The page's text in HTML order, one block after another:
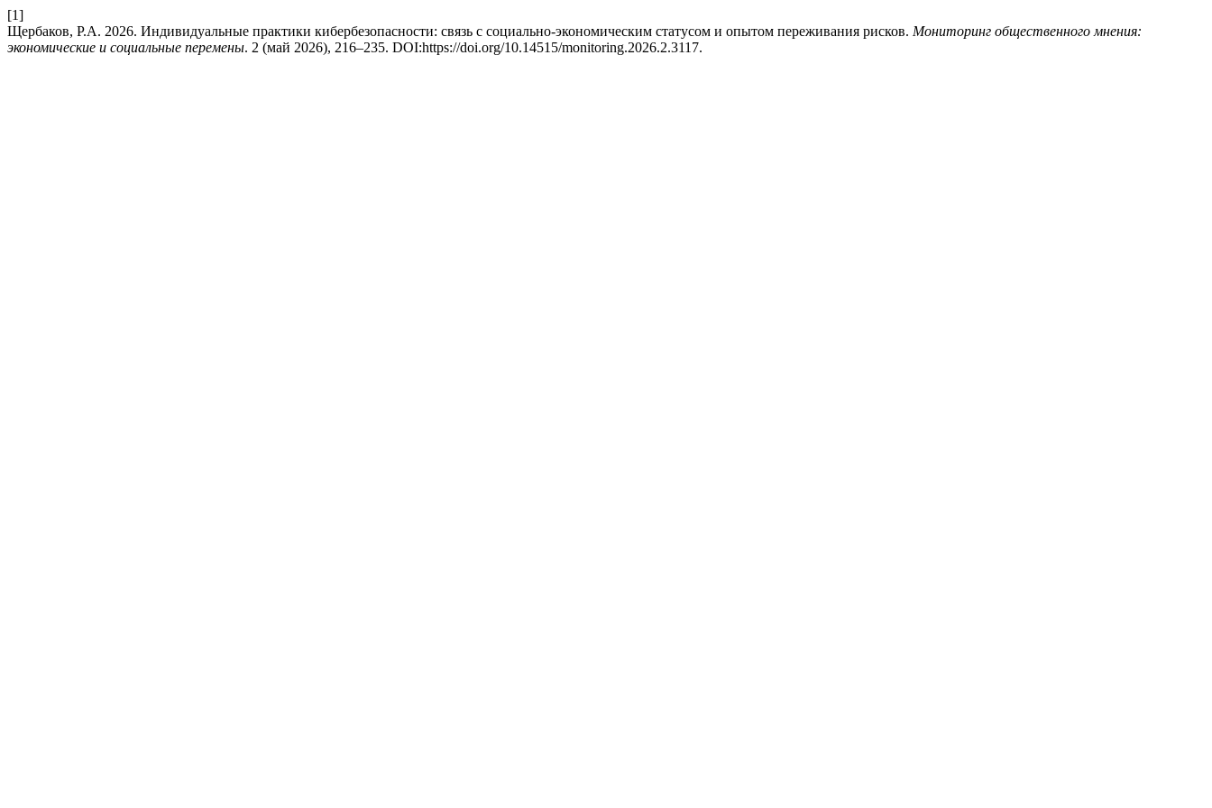
[1]
Щербаков, Р.А. 2026. Индивидуальные практики кибербезопасности: связь с социально-экономическим статусом и опытом переживания рисков. Мониторинг общественного мнения:
экономические и социальные перемены. 2 (май 2026), 216–235. DOI:https://doi.org/10.14515/monitoring.2026.2.3117.